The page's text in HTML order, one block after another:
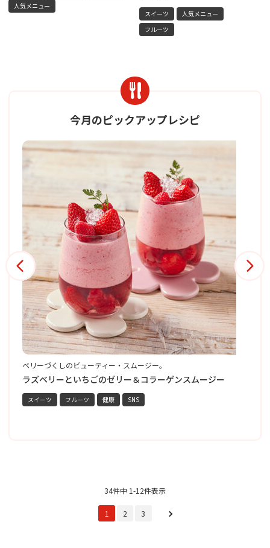
人気メニュー
スイーツ
人気メニュー
フルーツ
今月のピックアップレシピ
ベリーづくしのビューティー・スムージー。
ラズベリーといちごのゼリー＆コラーゲンスムージー
スイーツ フルーツ 健康 SNS
34件中 1-12件表示
1 2 3